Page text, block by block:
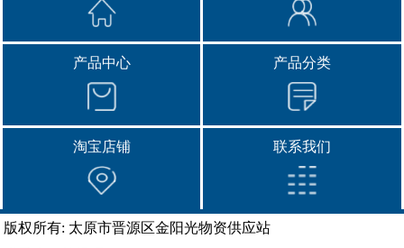
产品中心 产品分类
淘宝店铺 联系我们
版权所有: 太原市晋源区金阳光物资供应站